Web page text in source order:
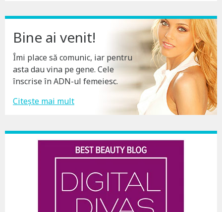
Bine ai venit!
Îmi place să comunic, iar pentru
asta dau vina pe gene. Cele
înscrise în ADN-ul femeiesc.
Citește mai mult